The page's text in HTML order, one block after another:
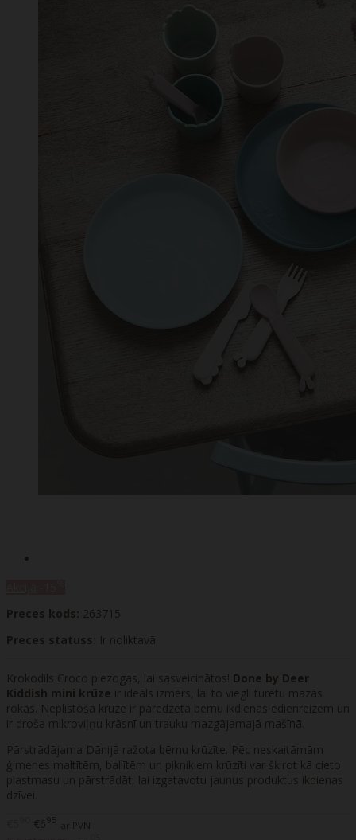
Preces kods: 263715
Preces statuss: Ir noliktavā
Krokodils Croco piezogas, lai sasveicinātos! Done by Deer
Kiddish mini krūze ir ideāls izmērs, lai to viegli turētu mazās
rokās. Neplīstošā krūze ir paredzēta bērnu ikdienas ēdienreizēm un
ir droša mikroviļņu krāsnī un trauku mazgājamajā mašīnā.
Pārstrādājama Dānijā ražota bērnu krūzīte. Pēc neskaitāmām
ģimenes maltītēm, ballītēm un piknikiem krūzīti var šķirot kā cieto
plastmasu un pārstrādāt, lai izgatavotu jaunus produktus ikdienas
dzīvei.
€695 ar PVN